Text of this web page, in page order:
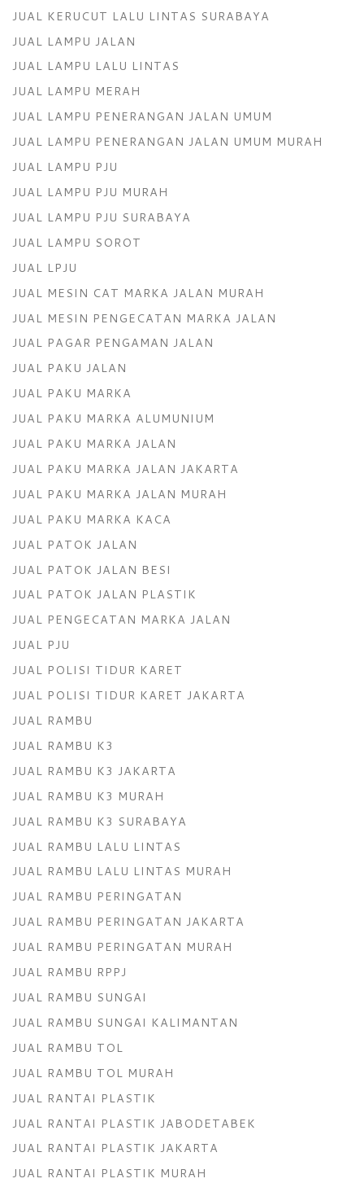
JUAL KERUCUT LALU LINTAS SURABAYA
JUAL LAMPU JALAN
JUAL LAMPU LALU LINTAS
JUAL LAMPU MERAH
JUAL LAMPU PENERANGAN JALAN UMUM
JUAL LAMPU PENERANGAN JALAN UMUM MURAH
JUAL LAMPU PJU
JUAL LAMPU PJU MURAH
JUAL LAMPU PJU SURABAYA
JUAL LAMPU SOROT
JUAL LPJU
JUAL MESIN CAT MARKA JALAN MURAH
JUAL MESIN PENGECATAN MARKA JALAN
JUAL PAGAR PENGAMAN JALAN
JUAL PAKU JALAN
JUAL PAKU MARKA
JUAL PAKU MARKA ALUMUNIUM
JUAL PAKU MARKA JALAN
JUAL PAKU MARKA JALAN JAKARTA
JUAL PAKU MARKA JALAN MURAH
JUAL PAKU MARKA KACA
JUAL PATOK JALAN
JUAL PATOK JALAN BESI
JUAL PATOK JALAN PLASTIK
JUAL PENGECATAN MARKA JALAN
JUAL PJU
JUAL POLISI TIDUR KARET
JUAL POLISI TIDUR KARET JAKARTA
JUAL RAMBU
JUAL RAMBU K3
JUAL RAMBU K3 JAKARTA
JUAL RAMBU K3 MURAH
JUAL RAMBU K3 SURABAYA
JUAL RAMBU LALU LINTAS
JUAL RAMBU LALU LINTAS MURAH
JUAL RAMBU PERINGATAN
JUAL RAMBU PERINGATAN JAKARTA
JUAL RAMBU PERINGATAN MURAH
JUAL RAMBU RPPJ
JUAL RAMBU SUNGAI
JUAL RAMBU SUNGAI KALIMANTAN
JUAL RAMBU TOL
JUAL RAMBU TOL MURAH
JUAL RANTAI PLASTIK
JUAL RANTAI PLASTIK JABODETABEK
JUAL RANTAI PLASTIK JAKARTA
JUAL RANTAI PLASTIK MURAH